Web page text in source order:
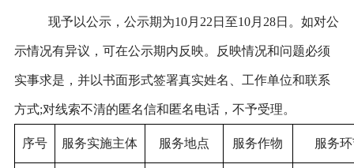
现予以公示，公示期为10月 22 日至10月 28日。如对公
示情况有异议，可在公示期内反映。反映情况和问题必须
实事求是，并以书面形式签署真实姓名、工作单位和联系
方式;对线索不清的匿名信和匿名电话，不予受理。
序号 服务实施主体 服务地点 服务作物 服务